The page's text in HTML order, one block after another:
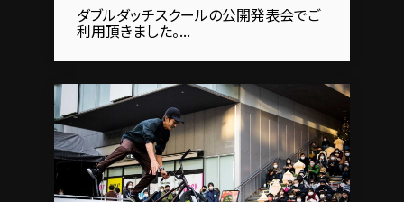
ダブルダッチスクールの公開発表会でご
利用頂きました。...